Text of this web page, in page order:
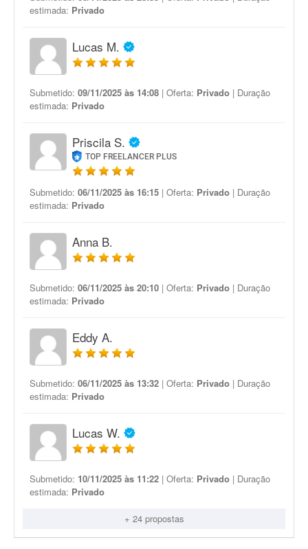
estimada: Privado
Lucas M.
Submetido: 09/11/2025 às 14:08 | Oferta: Privado | Duração
estimada: Privado
Priscila S.
TOP FREELANCER PLUS
Submetido: 06/11/2025 às 16:15 | Oferta: Privado | Duração
estimada: Privado
Anna B.
Submetido: 06/11/2025 às 20:10 | Oferta: Privado | Duração
estimada: Privado
Eddy A.
Submetido: 06/11/2025 às 13:32 | Oferta: Privado | Duração
estimada: Privado
Lucas W.
Submetido: 10/11/2025 às 11:22 | Oferta: Privado | Duração
estimada: Privado
+ 24 propostas